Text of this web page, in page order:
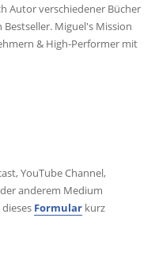
Autor verschiedener Bücher
Miguel's Mission
& High-Performer mit
YouTube Channel,
anderem Medium
Formular kurz